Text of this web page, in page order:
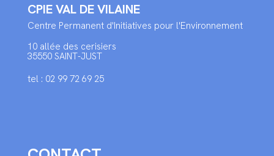
CPIE VAL DE VILAINE
Centre Permanent d'Initiatives pour l'Environnement
10 allée des cerisiers
35550 SAINT-JUST
tel : 02 99 72 69 25